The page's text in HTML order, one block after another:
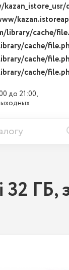
library/cache/
cache/
cache/
cache/
до 21:00,
ГБ,